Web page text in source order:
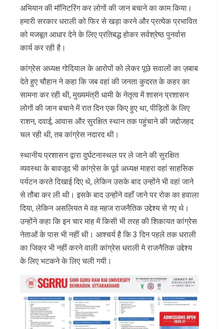
अभियान की मॉनिटरिंग कर लोगों की जान बचाने का काम किया।
हमारी सरकार धराली को फिर से खड़ा करने और प्रत्येक प्रभावित
को मजबूत आधार देने के लिए प्रतिबद्ध होकर सर्वश्रेष्ठ पुनर्वास
कार्य कर रही है।
कांग्रेस अध्यक्ष गोदियाल के आरोपों को लेकर पूछे सवालों का ज़बाब
देते हुए चौहान ने कहा कि जब वहां की जनता कुदरत के कहर का
सामना कर रही थी, मुख्यमंत्री धामी के नेतृत्व में शासन प्रशासन
लोगों की जान बचाने में रात दिन एक किए हुए था, पीड़ितों के लिए
राशन, दवाई, आवास और सुरक्षित स्थान तक पहुंचाने की जद्दोजहद
चल रही थी, तब कांग्रेस नदारद थी।
स्थानीय प्रशासन द्वारा दुर्घटनास्थल पर ले जाने की सुरक्षित
व्यवस्था के बावजूद भी कांग्रेस के पूर्व अध्यक्ष माहरा वहां साहसिक
पर्यटन करते दिखाई दिए थे, लेकिन उसके बाद उन्होंने भी वहां जाने
से तौबा कर ली थी। इसके बाद उन्होंने वहाँ जाने पर रोक का हवाला
दिया, लेकिन असलियत मे वह महज राजनैतिक उद्देश्य से गए थे।
उन्होंने कहा कि इन चार माह में किसी भी तरह की शिकायत कांग्रेस
नेताओं के पास भी नहीं थी। आश्चर्य है कि 3 दिन पहले तक धराली
का जिक्र भी नहीं करने वाली कांग्रेस धराली मे राजनैतिक उद्देश्य
के लिए भटकने के लिए चली गयी।